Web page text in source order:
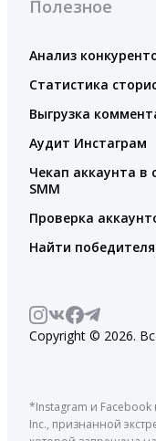
Полезное
Анализ
Статистика
Выгрузка
Аудит Инстаграм
Чекап аккаунта в
SMM
Проверка
Найти
Copyright © 2026.
*Instagram и
Inc., признанной